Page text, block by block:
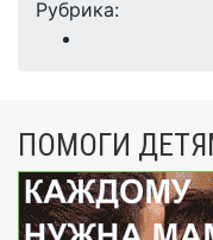
Рубрика:
ПОМОГИ